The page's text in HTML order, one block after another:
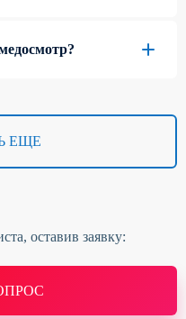
оставив заявку:
ЕЩЕ